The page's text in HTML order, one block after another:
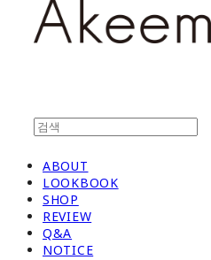
ABOUT
LOOKBOOK
SHOP
REVIEW
Q&A
NOTICE